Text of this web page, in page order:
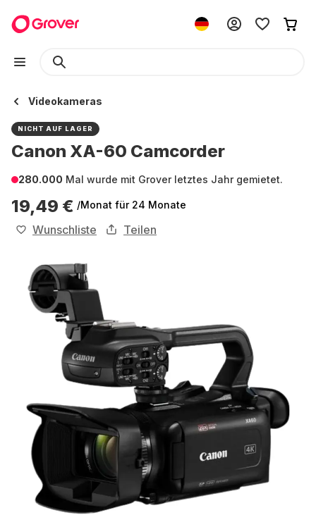
Videokameras
NICHT AUF LAGER
Canon XA-60 Camcorder
280.000 Mal wurde mit Grover letztes Jahr gemietet.
19,49 € /Monat für 24 Monate
Wunschliste Teilen